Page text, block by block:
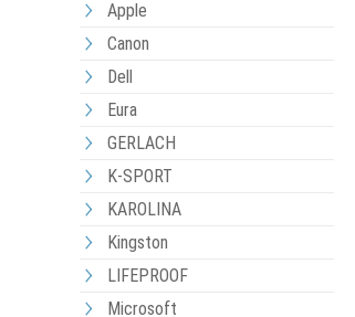
Apple
Canon
Dell
Eura
GERLACH
K-SPORT
KAROLINA
Kingston
LIFEPROOF
Microsoft